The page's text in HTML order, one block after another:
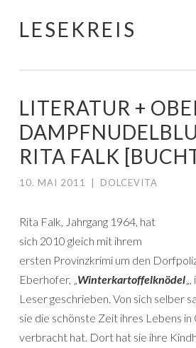
Springe
LESEKREIS
LITERATUR +
RITA FALK
10. MAI 2011 DOLCEVITA
Rita Falk, Jahrgang 1964, hat
sich 2010 gleich mit ihrem
ersten Provinzkrimi um den
Eberhofer, „Winterkartoffelknödel
Leser geschrieben. Von sich selber
sie die schönste Zeit ihres Lebens
verbracht hat. Dort hat sie ihre